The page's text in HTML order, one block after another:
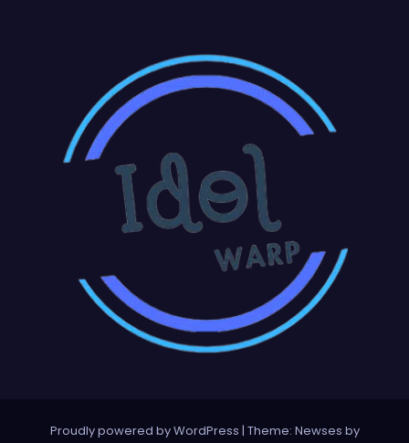
Proudly powered by WordPress | Theme: Newses by